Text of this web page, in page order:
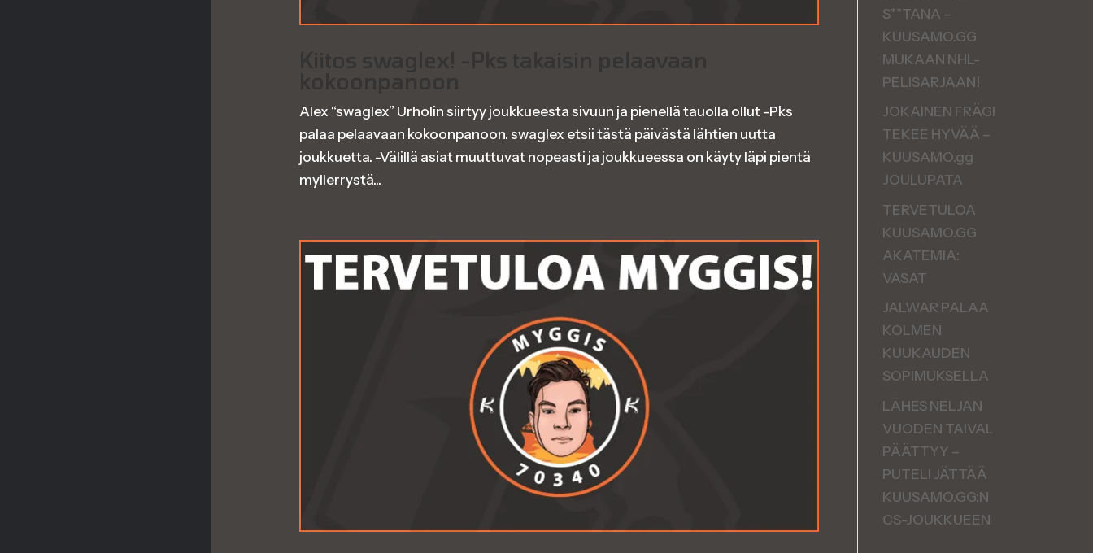
Alex “swaglex” Urholin siirtyy joukkueesta sivuun ja pienellä tauolla ollut -Pks
palaa pelaavaan kokoonpanoon. swaglex etsii tästä päivästä lähtien uutta
joukkuetta. -Välillä asiat muuttuvat nopeasti ja joukkueessa on käyty läpi pientä
myllerrystä...
S**TANA –
KUUSAMO.GG
MUKAAN NHL-
PELISARJAAN!
JOKAINEN FRÄGI
TEKEE HYVÄÄ –
KUUSAMO.gg
JOULUPATA
TERVETULOA
KUUSAMO.GG
AKATEMIA:
VASAT
JALWAR PALAA
KOLMEN
KUUKAUDEN
SOPIMUKSELLA
LÄHES NELJÄN
VUODEN TAIVAL
PÄÄTTYY –
PUTELI JÄTTÄÄ
KUUSAMO.GG:N
CS-JOUKKUEEN